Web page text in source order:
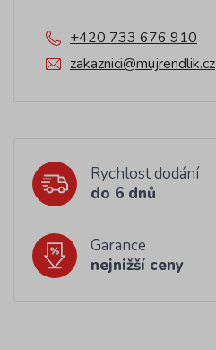
+420 733 676 910
zakaznici@mujrendlik.cz
Rychlost dodání
do 6 dnů
Garance
nejnižší ceny